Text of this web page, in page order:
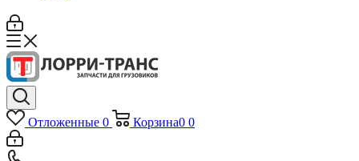
Отложенные 0 Корзина0 0